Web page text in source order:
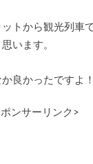
トから観光列車
います。
良かったですよ！
ンサーリンク>